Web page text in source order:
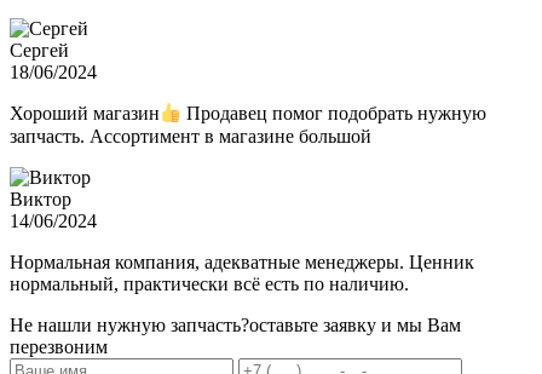
Сергей
18/06/2024
Хороший магазин
Продавец помог подобрать нужную
запчасть. Ассортимент в магазине большой
Виктор
14/06/2024
Нормальная компания, адекватные менеджеры. Ценник
нормальный, практически всё есть по наличию.
Не нашли нужную запчасть?оставьте заявку и мы Вам
перезвоним